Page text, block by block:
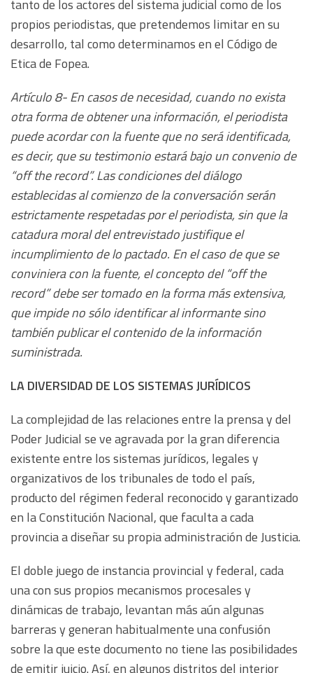
tanto de los actores del sistema judicial como de los
propios periodistas, que pretendemos limitar en su
desarrollo, tal como determinamos en el Código de
Etica de Fopea.
Artículo 8- En casos de necesidad, cuando no exista
otra forma de obtener una información, el periodista
puede acordar con la fuente que no será identificada,
es decir, que su testimonio estará bajo un convenio de
“off the record”. Las condiciones del diálogo
establecidas al comienzo de la conversación serán
estrictamente respetadas por el periodista, sin que la
catadura moral del entrevistado justifique el
incumplimiento de lo pactado. En el caso de que se
conviniera con la fuente, el concepto del “off the
record” debe ser tomado en la forma más extensiva,
que impide no sólo identificar al informante sino
también publicar el contenido de la información
suministrada.
LA DIVERSIDAD DE LOS SISTEMAS JURÍDICOS
La complejidad de las relaciones entre la prensa y del
Poder Judicial se ve agravada por la gran diferencia
existente entre los sistemas jurídicos, legales y
organizativos de los tribunales de todo el país,
producto del régimen federal reconocido y garantizado
en la Constitución Nacional, que faculta a cada
provincia a diseñar su propia administración de Justicia.
El doble juego de instancia provincial y federal, cada
una con sus propios mecanismos procesales y
dinámicas de trabajo, levantan más aún algunas
barreras y generan habitualmente una confusión
sobre la que este documento no tiene las posibilidades
de emitir juicio. Así, en algunos distritos del interior